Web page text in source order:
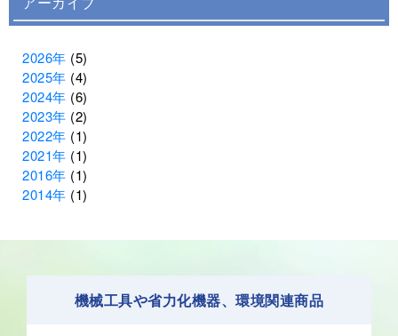
2026年 (5)
2025年 (4)
2024年 (6)
2023年 (2)
2022年 (1)
2021年 (1)
2016年 (1)
2014年 (1)
機械工具や省力化機器、環境関連商品